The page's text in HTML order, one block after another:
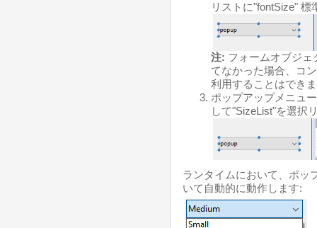
リストに"fontSize"
注: フォームオブジ
てなかった場合、コ
利用することはでき
ポップアップメニュ
して"SizeList"を選択
ランタイムにおいて、ポッ
いて自動的に動作します: